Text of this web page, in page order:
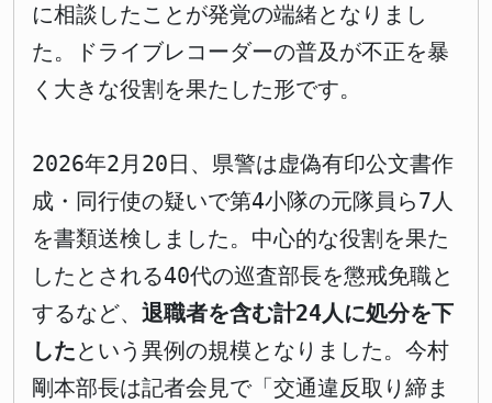
に相談したことが発覚の端緒となりまし
た。ドライブレコーダーの普及が不正を暴
く大きな役割を果たした形です。
2026年2月20日、県警は虚偽有印公文書作
成・同行使の疑いで第4小隊の元隊員ら7人
を書類送検しました。中心的な役割を果た
したとされる40代の巡査部長を懲戒免職と
するなど、 退職者を含む計24人に処分を下
したという異例の規模となりました。今村
剛本部長は記者会見で「交通違反取り締ま